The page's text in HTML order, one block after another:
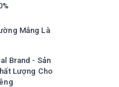
Mắng Là
Brand - Sản
Lượng Cho